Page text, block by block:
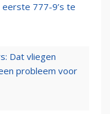
777-9’s te
Dat vliegen
probleem voor